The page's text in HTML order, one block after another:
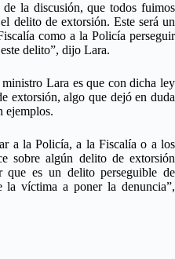
de la discusión, que todos fuimos
delito de extorsión. Este será un
como a la Policía perseguir
delito”, dijo Lara.
Lara es que con dicha ley
extorsión, algo que dejó en duda
ejemplos.
a la Policía, a la Fiscalía o a los
sobre algún delito de extorsión
que es un delito perseguible de
la víctima a poner la denuncia”,